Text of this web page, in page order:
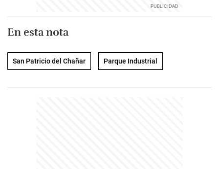
En esta nota
San Patricio del Chañar Parque Industrial